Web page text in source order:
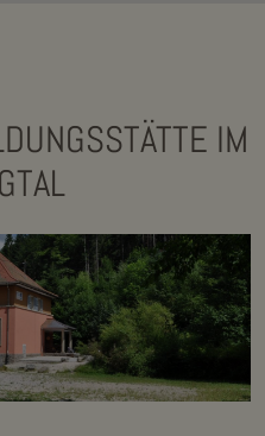
IM